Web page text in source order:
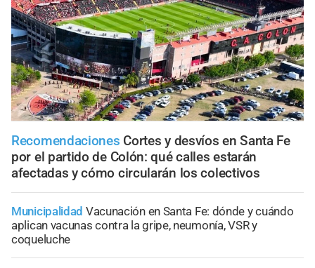
Recomendaciones Cortes y desvíos en Santa Fe
por el partido de Colón: qué calles estarán
afectadas y cómo circularán los colectivos
Municipalidad Vacunación en Santa Fe: dónde y cuándo
aplican vacunas contra la gripe, neumonía, VSR y
coqueluche